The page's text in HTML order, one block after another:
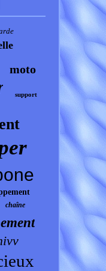
moto
support
chaîne